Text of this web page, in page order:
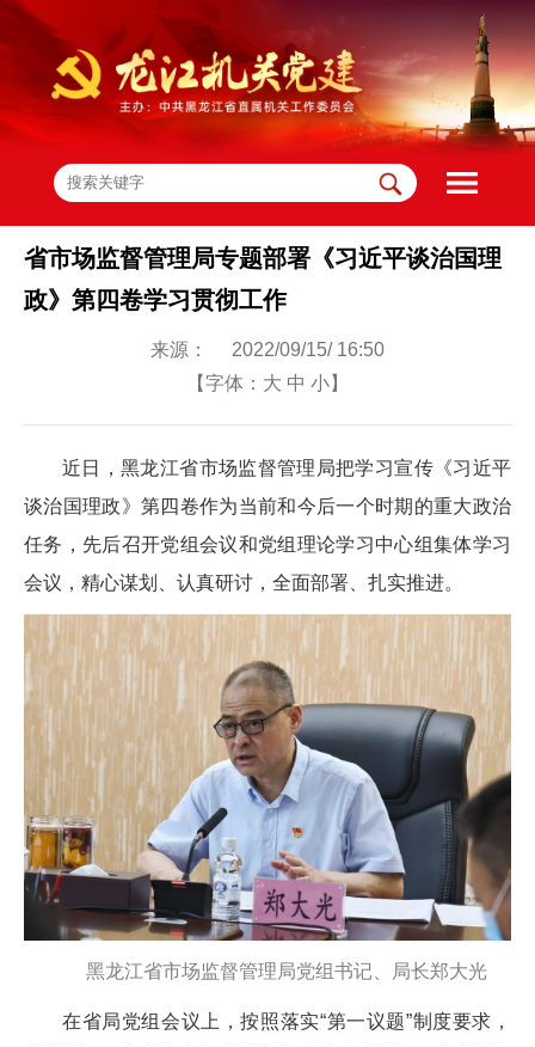
省市场监督管理局专题部署《习近平谈治国理
政》第四卷学习贯彻工作
来源： 2022/09/15/ 16:50
【字体： 大 中 小】
近日，黑龙江省市场监督管理局把学习宣传《习近平
谈治国理政》第四卷作为当前和今后一个时期的重大政治
任务，先后召开党组会议和党组理论学习中心组集体学习
会议，精心谋划、认真研讨，全面部署、扎实推进。
黑龙江省市场监督管理局党组书记、局长郑大光
在省局党组会议上，按照落实“第一议题”制度要求，